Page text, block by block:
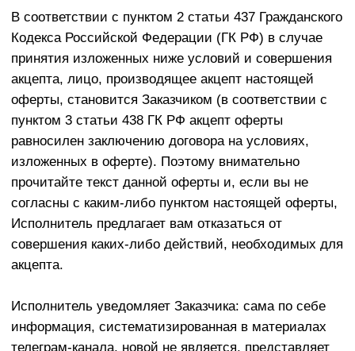
акцепта.
информация, систематизированная в материалах
телеграм-канала, новой не является, представляет
собой переработанные знания и опыт представителя
Исполнителя. Заказчики (Пользователи) вправе как
принимать во внимание на указанную информацию,
так и проигнорировать ее.
Раздел 1. ТЕРМИНЫ И ОПРЕДЕЛЕНИЯ
Публичная оферта (Оферта)– публичное
предложение дееспособному физическому лицу,
предпринимателям или организации посредством
договор на оказание услуг по информированию при
предоставлении онлайн-доступа к телеграм-каналу на
условиях, изложенных ниже. Оферта включает
настоящий текст и приложения к нему (при